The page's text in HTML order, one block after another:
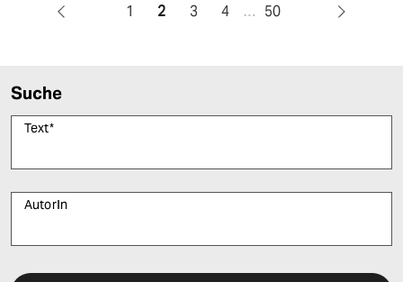
1 2 3 4 … 50
Suche
Text*
AutorIn